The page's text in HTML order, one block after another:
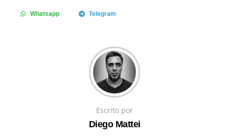
Whatsapp Telegram
Escrito por
Diego Mattei